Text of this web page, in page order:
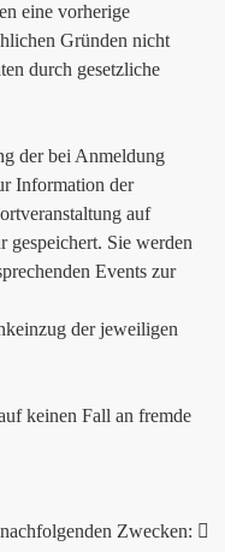
eine vorherige
Gründen nicht
durch gesetzliche
der bei Anmeldung
Information der
auf
gespeichert. Sie werden
Events zur
der jeweiligen
keinen Fall an fremde
Zwecken: 